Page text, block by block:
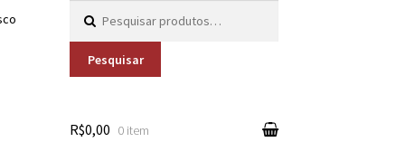
Pesquisar
R$0,00 0 item